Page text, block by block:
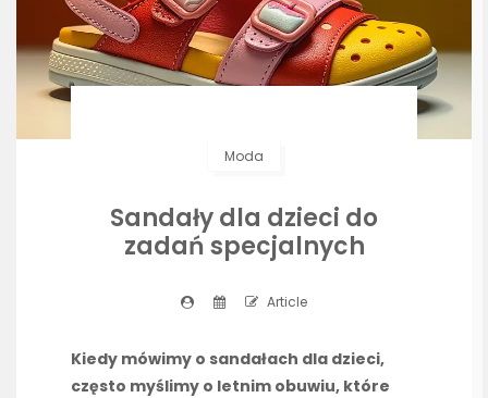
Moda
Sandały dla dzieci do
zadań specjalnych
Article
Kiedy mówimy o sandałach dla dzieci,
często myślimy o letnim obuwiu, które